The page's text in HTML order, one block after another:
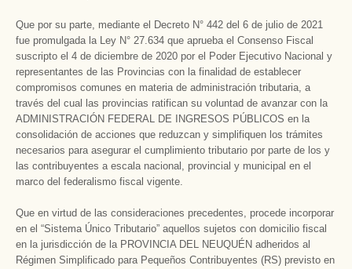
Que por su parte, mediante el Decreto N° 442 del 6 de julio de 2021
fue promulgada la Ley N° 27.634 que aprueba el Consenso Fiscal
suscripto el 4 de diciembre de 2020 por el Poder Ejecutivo Nacional y
representantes de las Provincias con la finalidad de establecer
compromisos comunes en materia de administración tributaria, a
través del cual las provincias ratifican su voluntad de avanzar con la
ADMINISTRACIÓN FEDERAL DE INGRESOS PÚBLICOS en la
consolidación de acciones que reduzcan y simplifiquen los trámites
necesarios para asegurar el cumplimiento tributario por parte de los y
las contribuyentes a escala nacional, provincial y municipal en el
marco del federalismo fiscal vigente.
Que en virtud de las consideraciones precedentes, procede incorporar
en el “Sistema Único Tributario” aquellos sujetos con domicilio fiscal
en la jurisdicción de la PROVINCIA DEL NEUQUÉN adheridos al
Régimen Simplificado para Pequeños Contribuyentes (RS) previsto en